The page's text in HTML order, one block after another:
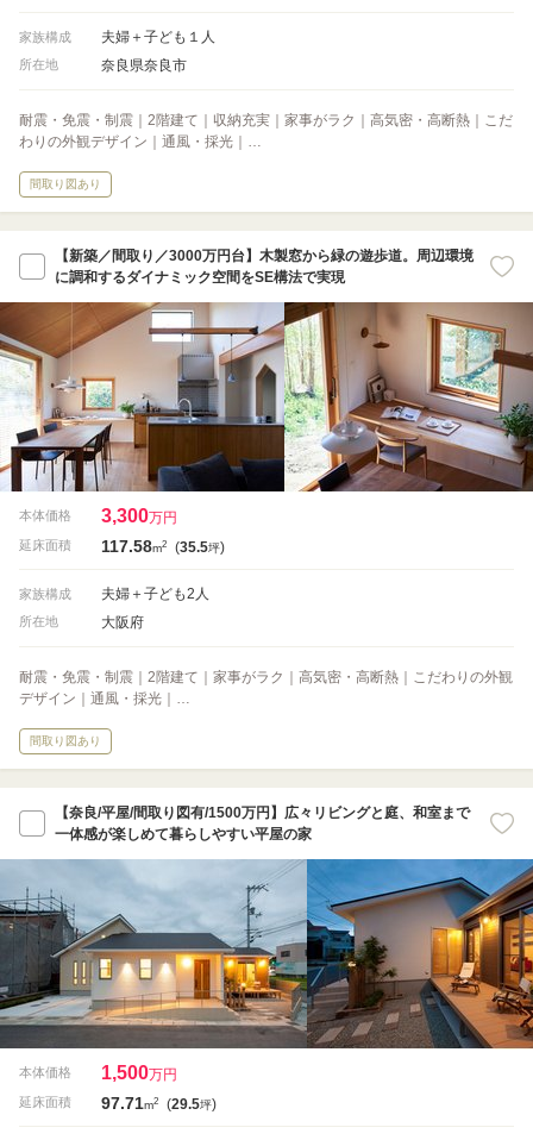
家族構成 夫婦＋子ども１人
所在地 奈良県奈良市
耐震・免震・制震｜2階建て｜収納充実｜家事がラク｜高気密・高断熱｜こだ
わりの外観デザイン｜通風・採光｜…
間取り図あり
【新築／間取り／3000万円台】木製窓から緑の遊歩道。周辺環境
に調和するダイナミック空間をSE構法で実現
本体価格 3,300万円
延床面積 117.58m2 (35.5坪)
家族構成 夫婦＋子ども2人
所在地 大阪府
耐震・免震・制震｜2階建て｜家事がラク｜高気密・高断熱｜こだわりの外観
デザイン｜通風・採光｜…
間取り図あり
【奈良/平屋/間取り図有/1500万円】広々リビングと庭、和室まで
一体感が楽しめて暮らしやすい平屋の家
本体価格 1,500万円
延床面積 97.71m2 (29.5坪)